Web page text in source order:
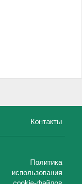
Контакты
Политика
использования